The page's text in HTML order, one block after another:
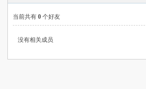
当前共有 0 个好友
没有相关成员